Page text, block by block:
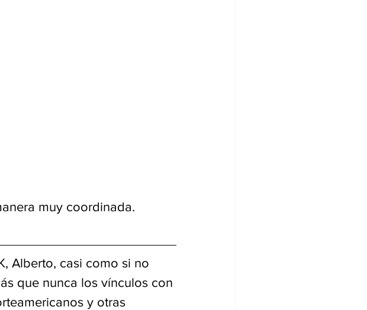
muy coordinada.
Alberto, casi como si no
que nunca los vínculos con
y otras